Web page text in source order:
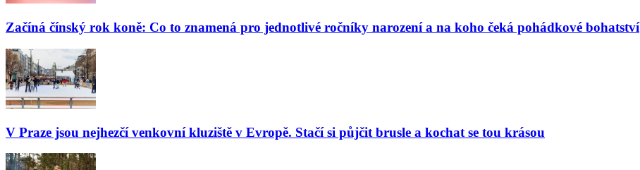
Začíná čínský rok koně: Co to znamená pro jednotlivé ročníky narození a na koho čeká pohádkové bohatství
V Praze jsou nejhezčí venkovní kluziště v Evropě. Stačí si půjčit brusle a kochat se tou krásou